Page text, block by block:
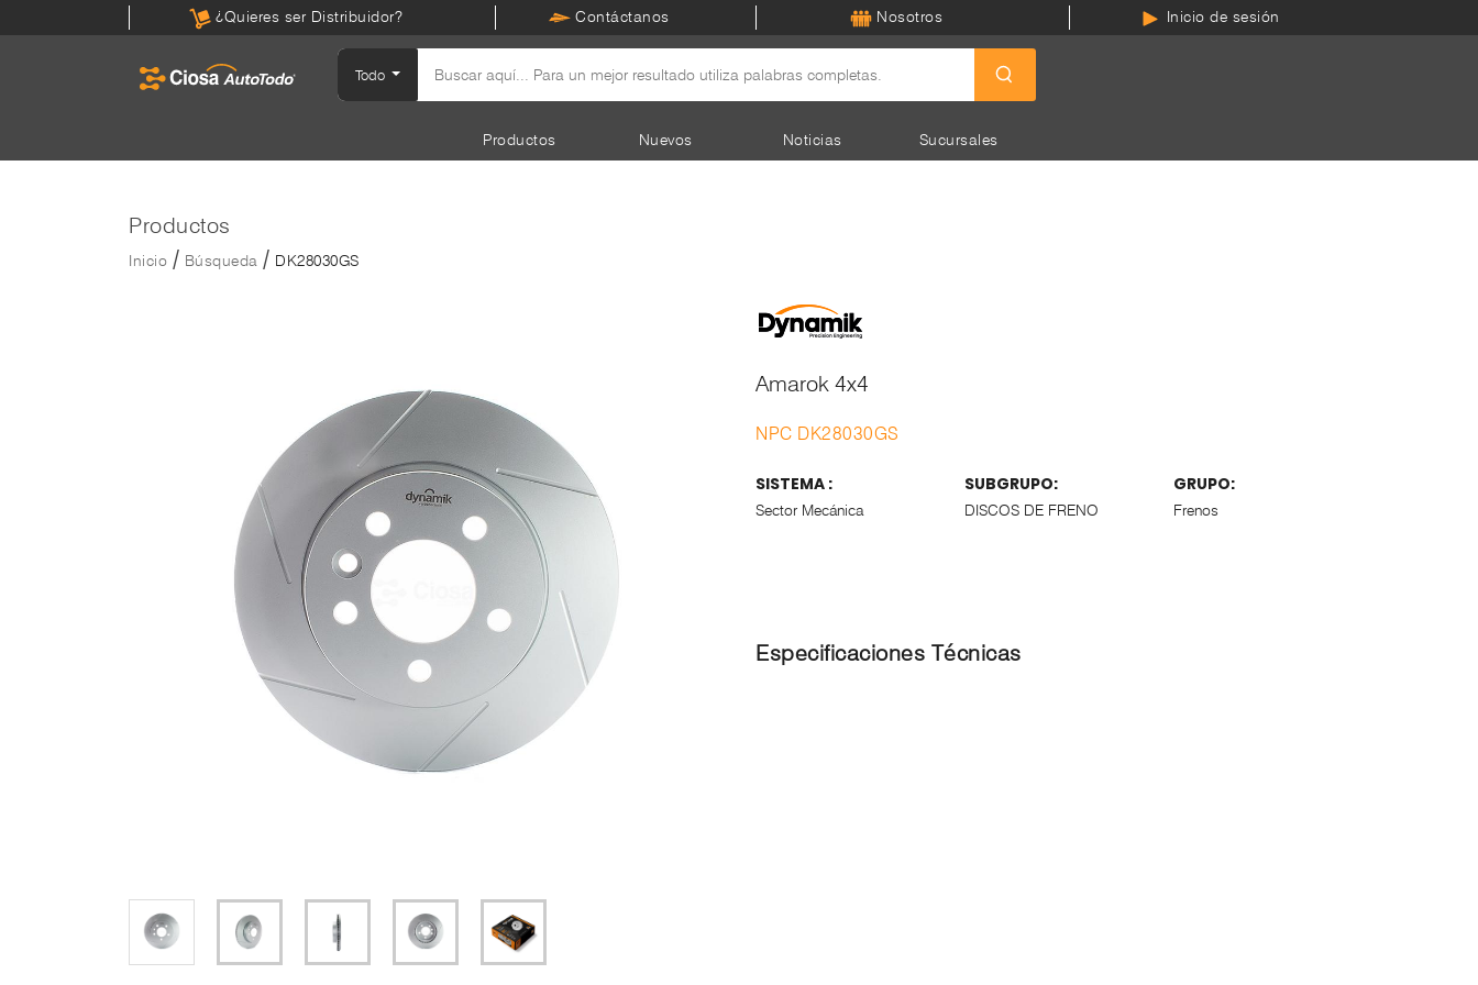
¿Quieres ser Distribuidor? Contáctanos Nosotros Inicio de sesión
Todo
Productos Nuevos Noticias Sucursales
Productos
Inicio / Búsqueda / DK28030GS
Amarok 4x4
NPC DK28030GS
SISTEMA :
Sector Mecánica
SUBGRUPO:
DISCOS DE FRENO
GRUPO:
Frenos
Especificaciones Técnicas